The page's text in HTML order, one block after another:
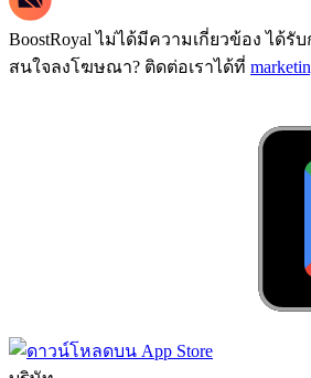
BoostRoyal ไม่ได้มีความเกี่ยวข้อง ได้
สนใจลงโฆษณา? ติดต่อเราได้ที่